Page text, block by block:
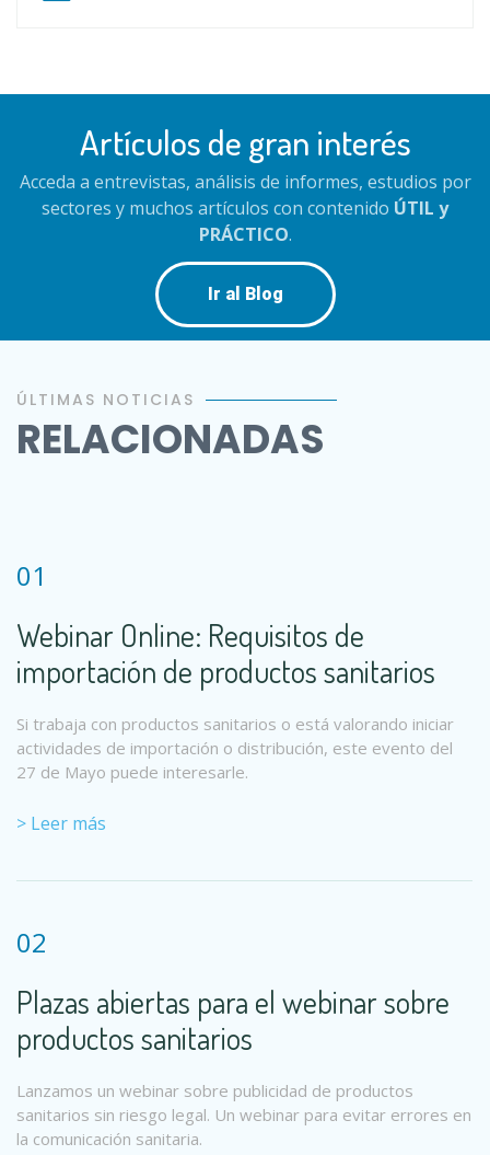
Artículos de gran interés
Acceda a entrevistas, análisis de informes, estudios por
sectores y muchos artículos con contenido ÚTIL y
PRÁCTICO.
Ir al Blog
ÚLTIMAS NOTICIAS
RELACIONADAS
01
Webinar Online: Requisitos de
importación de productos sanitarios
Si trabaja con productos sanitarios o está valorando iniciar
actividades de importación o distribución, este evento del
27 de Mayo puede interesarle.
> Leer más
02
Plazas abiertas para el webinar sobre
productos sanitarios
Lanzamos un webinar sobre publicidad de productos
sanitarios sin riesgo legal. Un webinar para evitar errores en
la comunicación sanitaria.